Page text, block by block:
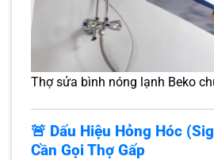
Thợ sửa bình nóng lạnh Beko
🚨 Dấu Hiệu Hỏng Hóc
Cần Gọi Thợ Gấp